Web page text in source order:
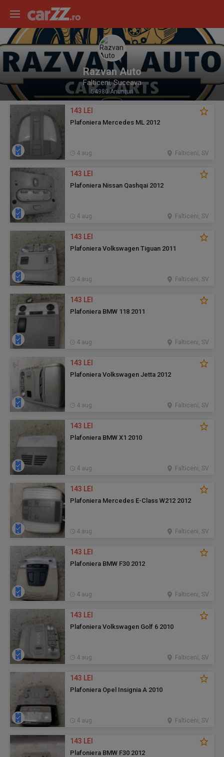
Razvan Auto
Falticeni, Suceava
54980 Anunţuri
143 LEI
Plafoniera Mercedes ML 2012
Falticeni, SV
4 aug.
143 LEI
Plafoniera Nissan Qashqai 2012
Falticeni, SV
4 aug.
143 LEI
Plafoniera Volkswagen Tiguan 2011
Falticeni, SV
4 aug.
143 LEI
Plafoniera BMW 118 2011
Falticeni, SV
4 aug.
143 LEI
Plafoniera Volkswagen Jetta 2012
Falticeni, SV
4 aug.
143 LEI
Plafoniera BMW X1 2010
Falticeni, SV
4 aug.
143 LEI
Plafoniera Mercedes E-Class W212 2012
Falticeni, SV
4 aug.
143 LEI
Plafoniera BMW F30 2012
Falticeni, SV
4 aug.
143 LEI
Plafoniera Volkswagen Golf 6 2010
Falticeni, SV
4 aug.
143 LEI
Plafoniera Opel Insignia A 2010
Falticeni, SV
4 aug.
143 LEI
Plafoniera BMW F30 2012